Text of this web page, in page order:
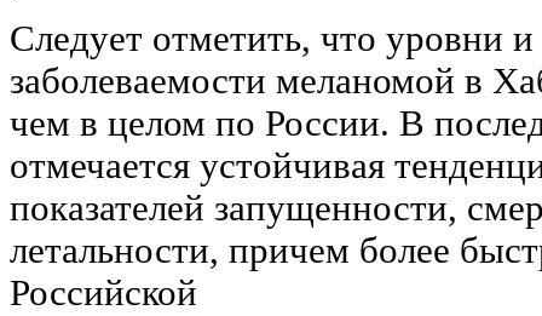
Следует отметить, что уровни
заболеваемости меланомой в
чем в целом по России. В
отмечается устойчивая
показателей запущенности,
летальности, причем более
Российской